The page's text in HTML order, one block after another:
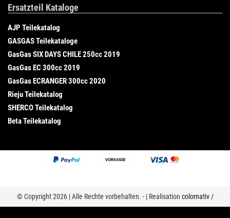
Ersatzteil Kataloge
AJP Teilekatalog
GASGAS Teilekataloge
GasGas SIX DAYS CHILE 250cc 2019
GasGas EC 300cc 2019
GasGas ECRANGER 300cc 2020
Rieju Teilekatalog
SHERCO Teilekatalog
Beta Teilekatalog
© Copyright 2026 | Alle Rechte vorbehalten. - | Realisation colornativ /